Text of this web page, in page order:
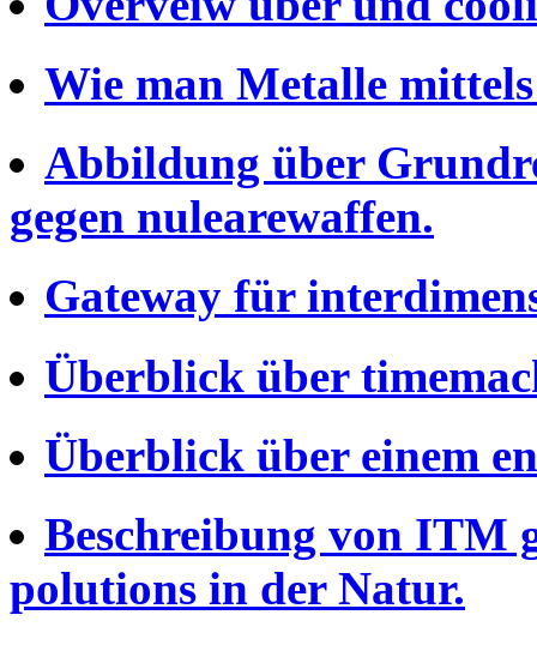
Wie man Metalle
Abbildung über
gegen nulearewaffen.
Gateway für
Überblick über
Überblick über einem
Beschreibung von ITM
polutions in der Natur.